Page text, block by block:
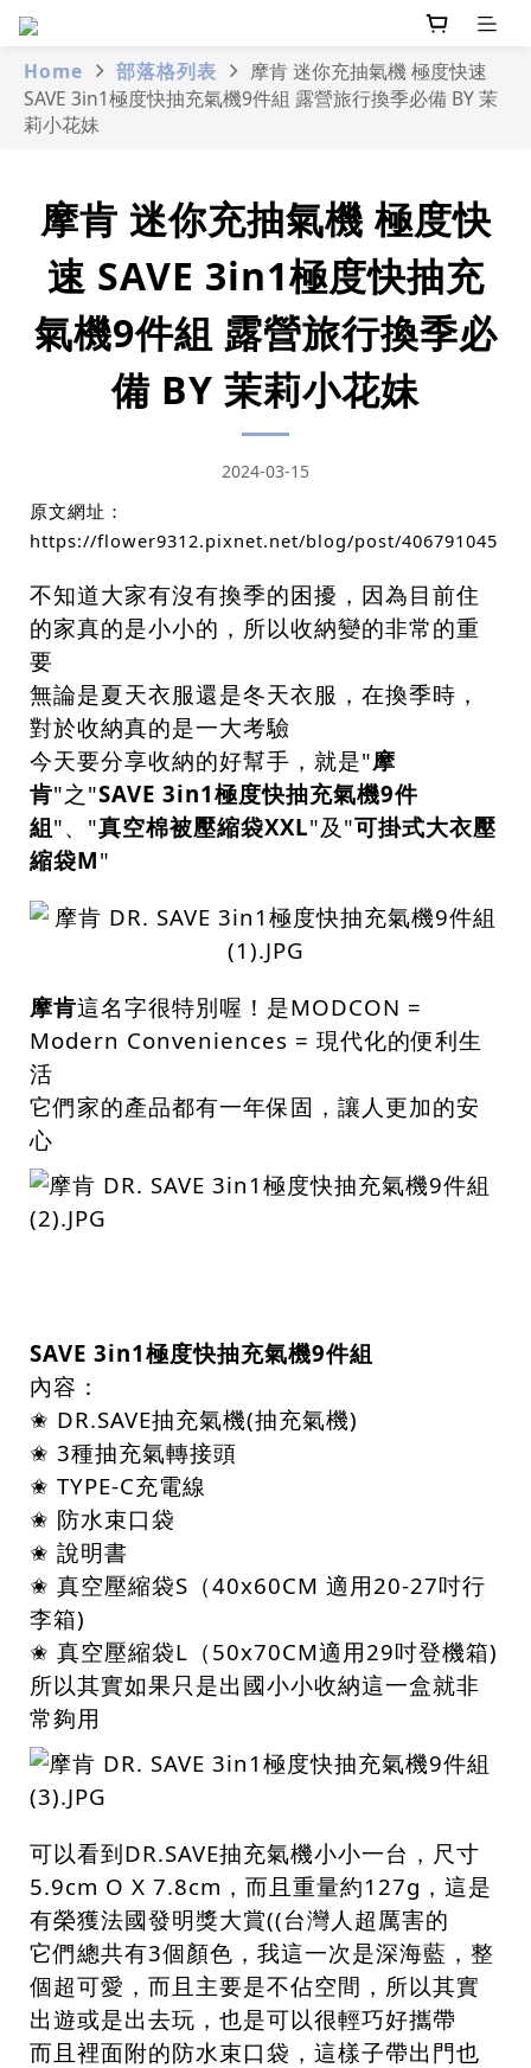
Home 部落格列表
摩肯 迷你充抽氣機 極度快速
SAVE 3in1極度快抽充氣機9件組 露營旅行換季必備 BY 茉
莉小花妹
摩肯 迷你充抽氣機 極度快
速 SAVE 3in1極度快抽充
氣機9件組 露營旅行換季必
備 BY 茉莉小花妹
2024-03-15
原文網址：
https://flower9312.pixnet.net/blog/post/406791045
不知道大家有沒有換季的困擾，因為目前住
的家真的是小小的，所以收納變的非常的重
要
無論是夏天衣服還是冬天衣服，在換季時，
對於收納真的是一大考驗
今天要分享收納的好幫手，就是"摩
肯"之"SAVE 3in1極度快抽充氣機9件
組"、"真空棉被壓縮袋XXL"及"可掛式大衣壓
縮袋M"
摩肯這名字很特別喔！是MODCON =
Modern Conveniences = 現代化的便利生
活
它們家的產品都有一年保固，讓人更加的安
心
SAVE 3in1極度快抽充氣機9件組
內容：
✬ DR.SAVE抽充氣機(抽充氣機)
✬ 3種抽充氣轉接頭
✬ TYPE-C充電線
✬ 防水束口袋
✬ 說明書
✬ 真空壓縮袋S（40x60CM 適用20-27吋行
李箱)
✬ 真空壓縮袋L（50x70CM適用29吋登機箱)
所以其實如果只是出國小小收納這一盒就非
常夠用
可以看到DR.SAVE抽充氣機小小一台，尺寸
5.9cm O X 7.8cm，而且重量約127g，這是
有榮獲法國發明獎大賞((台灣人超厲害的
它們總共有3個顏色，我這一次是深海藍，整
個超可愛，而且主要是不佔空間，所以其實
出遊或是出去玩，也是可以很輕巧好攜帶
而且裡面附的防水束口袋，這樣子帶出門也